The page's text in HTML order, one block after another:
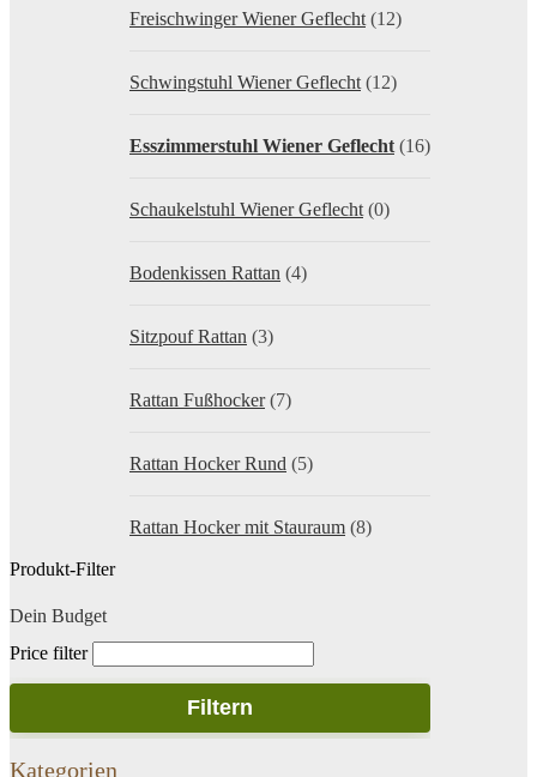
Freischwinger Wiener Geflecht (12)
Schwingstuhl Wiener Geflecht (12)
Esszimmerstuhl Wiener Geflecht (16)
Schaukelstuhl Wiener Geflecht (0)
Bodenkissen Rattan (4)
Sitzpouf Rattan (3)
Rattan Fußhocker (7)
Rattan Hocker Rund (5)
Rattan Hocker mit Stauraum (8)
Produkt-Filter
Dein Budget
Price filter
Filtern
Kategorien